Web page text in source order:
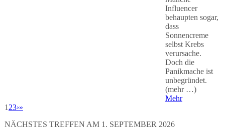
Influencer
behaupten sogar,
dass
Sonnencreme
selbst Krebs
verursache.
Doch die
Panikmache ist
unbegründet.
(mehr …)
Mehr
1 23›»
NÄCHSTES TREFFEN AM 1. SEPTEMBER 2026